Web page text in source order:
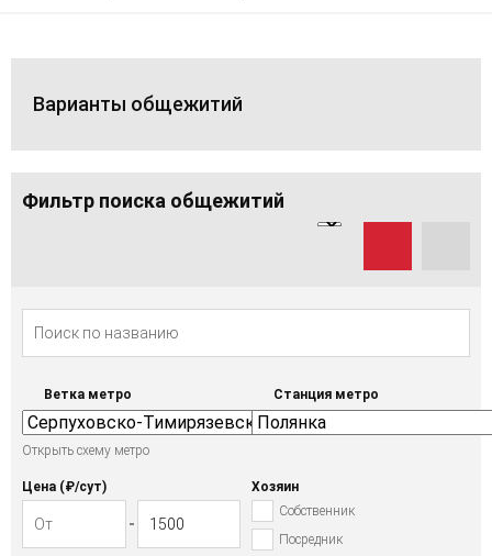
Варианты общежитий
Фильтр поиска общежитий
Ветка метро
Открыть схему метро
Станция метро
Цена (₽/cут)
Хозяин
Собственник
Посредник